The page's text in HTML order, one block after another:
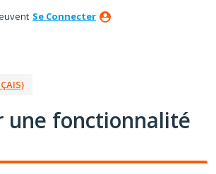
Se Connecter
une fonctionnalité